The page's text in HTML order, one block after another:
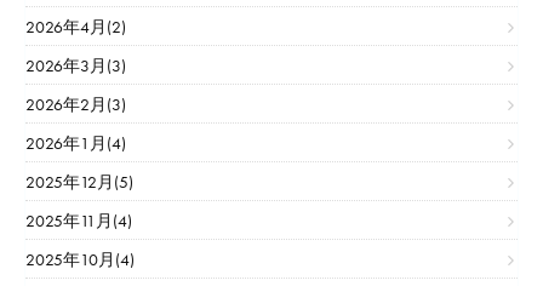
2026年4月(2)
2026年3月(3)
2026年2月(3)
2026年1月(4)
2025年12月(5)
2025年11月(4)
2025年10月(4)